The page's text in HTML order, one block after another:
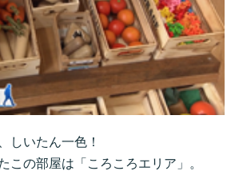
しいたん一色！
この部屋は「ころころエリア」。